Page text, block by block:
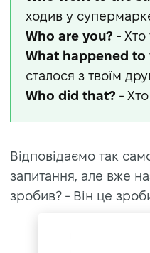
ходив у
Who are you? - Хто
What happened to
сталося з твоїм
Who did that? -
Відповідаємо так
запитання, але вже
зробив? - Він це